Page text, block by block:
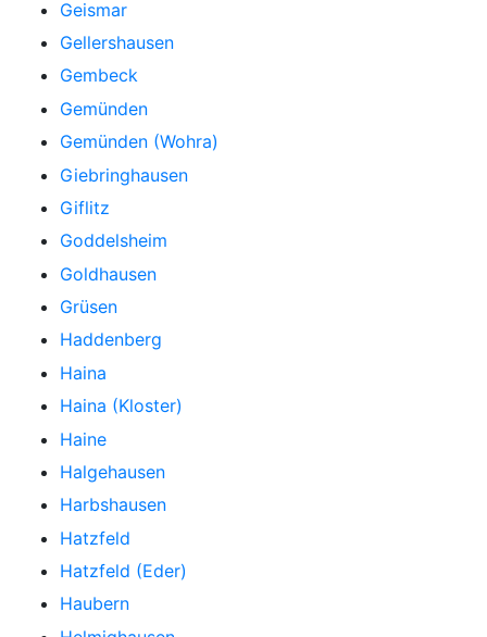
Geismar
Gellershausen
Gembeck
Gemünden
Gemünden (Wohra)
Giebringhausen
Giflitz
Goddelsheim
Goldhausen
Grüsen
Haddenberg
Haina
Haina (Kloster)
Haine
Halgehausen
Harbshausen
Hatzfeld
Hatzfeld (Eder)
Haubern